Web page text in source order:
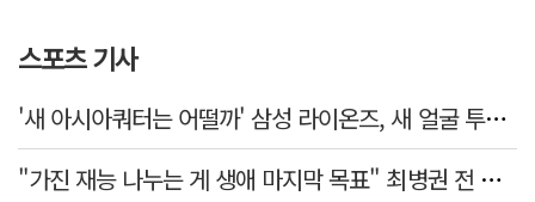
스포츠 기사
'새 아시아쿼터는 어떨까' 삼성 라이온즈, 새 얼굴 투수 미야모리 영입
"가진 재능 나누는 게 생애 마지막 목표" 최병권 전 대구체고 복싱 감독